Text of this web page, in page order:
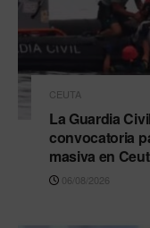
CEUTA
La Guardia
convocatoria
masiva en
06/08/2026